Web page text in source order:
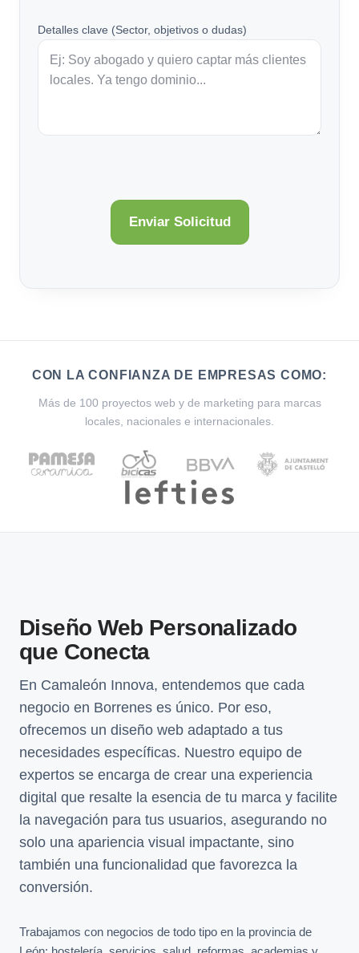
Detalles clave (Sector, objetivos o dudas)
CON LA CONFIANZA DE EMPRESAS COMO:
Más de 100 proyectos web y de marketing para marcas
locales, nacionales e internacionales.
Diseño Web Personalizado
que Conecta
En Camaleón Innova, entendemos que cada
negocio en Borrenes es único. Por eso,
ofrecemos un diseño web adaptado a tus
necesidades específicas. Nuestro equipo de
expertos se encarga de crear una experiencia
digital que resalte la esencia de tu marca y facilite
la navegación para tus usuarios, asegurando no
solo una apariencia visual impactante, sino
también una funcionalidad que favorezca la
conversión.
Trabajamos con negocios de todo tipo en la provincia de